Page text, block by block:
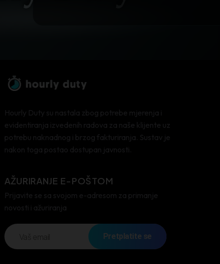
Hourly Duty su nastala zbog potrebe mjerenja i
evidentiranja izvedenih radova za naše klijente uz
potrebu naknadnog i brzog fakturiranja. Sustav je
nakon toga postao dostupan javnosti.
AŽURIRANJE E-POŠTOM
Prijavite se sa svojom e-adresom za primanje
novosti i ažuriranja
Pretplatite se